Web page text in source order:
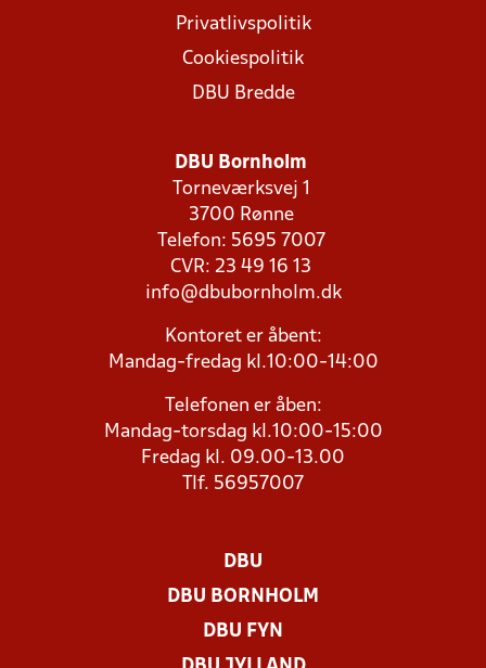
Privatlivspolitik
Cookiespolitik
DBU Bredde
DBU Bornholm
Torneværksvej 1
3700 Rønne
Telefon: 5695 7007
CVR: 23 49 16 13
info@dbubornholm.dk
Kontoret er åbent:
Mandag-fredag kl.10:00-14:00
Telefonen er åben:
Mandag-torsdag kl.10:00-15:00
Fredag kl. 09.00-13.00
Tlf. 56957007
DBU
DBU BORNHOLM
DBU FYN